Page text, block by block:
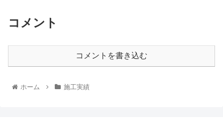
コメント
コメントを書き込む
ホーム 施工実績